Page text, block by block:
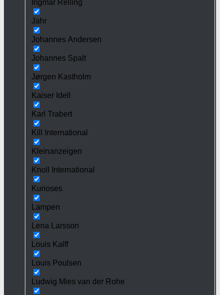
Ingmar Relling
Jahr
Johannes Andersen
Johannes Spalt
Jørgen Kastholm
Kaiser Idell
Karl Trabert
Kill International
Kleinanzeigen
Knoll International
Kurioses
Lampen
Lena Larsson
Louis Kalff
Louis Poulsen
Ludwig Mies van der Rohe